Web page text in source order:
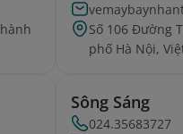
Số 106 Đường
phố Hà Nội,
Sông Sáng
024.35683727